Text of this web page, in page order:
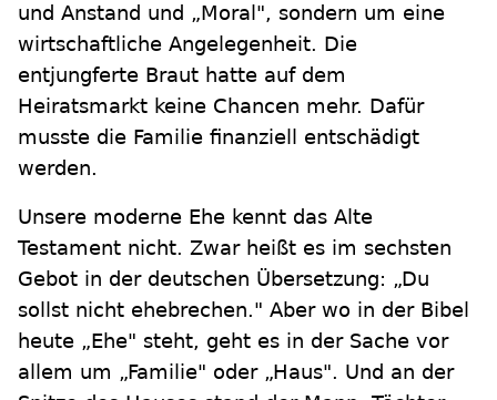
und Anstand und „Moral", sondern um eine
wirtschaftliche Angelegenheit. Die
entjungferte Braut hatte auf dem
Heiratsmarkt keine Chancen mehr. Dafür
musste die Familie finanziell entschädigt
werden.
Unsere moderne Ehe kennt das Alte
Testament nicht. Zwar heißt es im sechsten
Gebot in der deutschen Übersetzung: „Du
sollst nicht ehebrechen." Aber wo in der Bibel
heute „Ehe" steht, geht es in der Sache vor
allem um „Familie" oder „Haus". Und an der